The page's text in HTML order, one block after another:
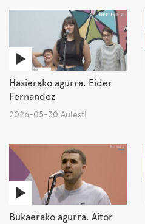
Hasierako agurra. Eider
Fernandez
2026-05-30 Aulesti
Bukaerako agurra. Aitor